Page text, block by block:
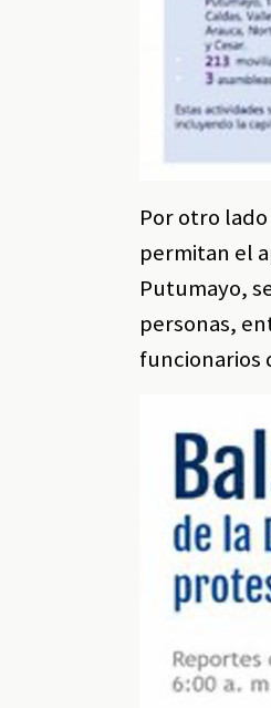
Por otro
permitan el
Putumayo,
personas,
funcionarios